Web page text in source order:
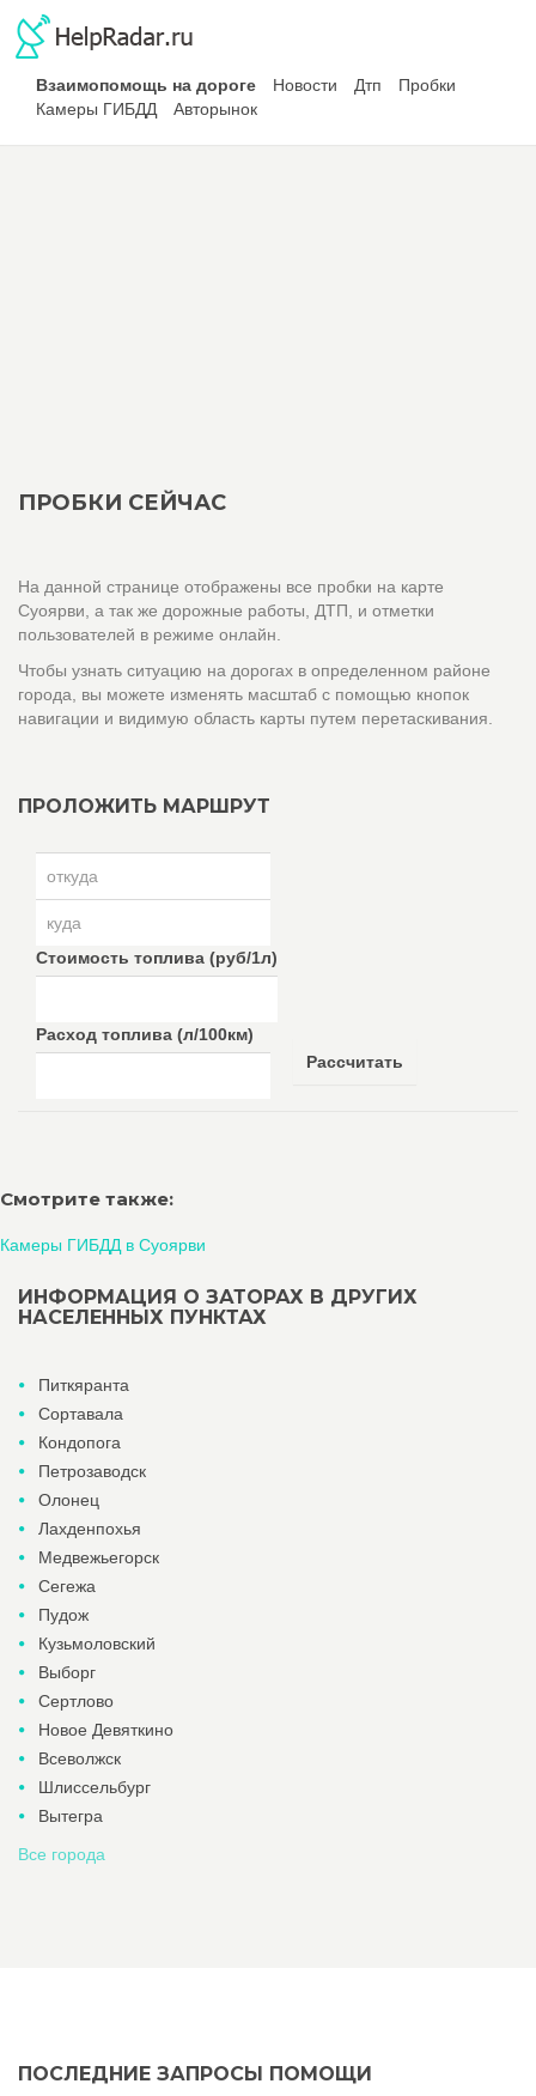
Взаимопомощь на дороге Новости Дтп
Пробки
Камеры ГИБДД
Авторынок
ПРОБКИ СЕЙЧАС
На данной странице отображены все пробки на карте
Суоярви, а так же дорожные работы, ДТП, и отметки
пользователей в режиме онлайн.
Чтобы узнать ситуацию на дорогах в определенном районе
города, вы можете изменять масштаб с помощью кнопок
навигации и видимую область карты путем перетаскивания.
ПРОЛОЖИТЬ МАРШРУТ
Стоимость топлива (руб/1л)
Расход топлива (л/100км)
Рассчитать
Смотрите также:
Камеры ГИБДД в Суоярви
ИНФОРМАЦИЯ О ЗАТОРАХ В ДРУГИХ
НАСЕЛЕННЫХ ПУНКТАХ
Питкяранта
Сортавала
Кондопога
Петрозаводск
Олонец
Лахденпохья
Медвежьегорск
Сегежа
Пудож
Кузьмоловский
Выборг
Сертлово
Новое Девяткино
Всеволжск
Шлиссельбург
Вытегра
Все города
ПОСЛЕДНИЕ ЗАПРОСЫ ПОМОЩИ